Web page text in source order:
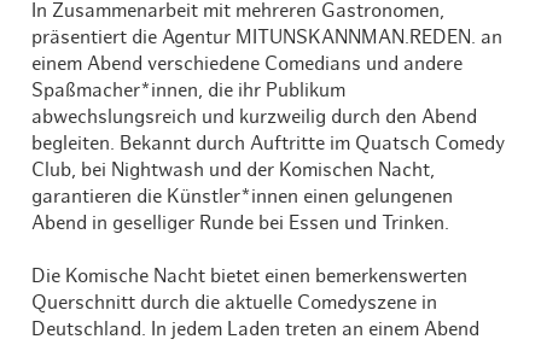
In Zusammenarbeit mit mehreren Gastronomen,
präsentiert die Agentur MITUNSKANNMAN.REDEN. an
einem Abend verschiedene Comedians und andere
Spaßmacher*innen, die ihr Publikum
abwechslungsreich und kurzweilig durch den Abend
begleiten. Bekannt durch Auftritte im Quatsch Comedy
Club, bei Nightwash und der Komischen Nacht,
garantieren die Künstler*innen einen gelungenen
Abend in geselliger Runde bei Essen und Trinken.
Die Komische Nacht bietet einen bemerkenswerten
Querschnitt durch die aktuelle Comedyszene in
Deutschland. In jedem Laden treten an einem Abend